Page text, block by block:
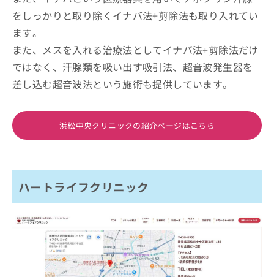
をしっかりと取り除くイナバ法+剪除法も取り入れてい
ます。
また、メスを入れる治療法としてイナバ法+剪除法だけ
ではなく、汗腺類を吸い出す吸引法、超音波発生器を
差し込む超音波法という施術も提供しています。
浜松中央クリニックの紹介ページはこちら
ハートライフクリニック